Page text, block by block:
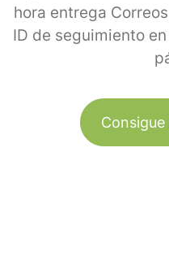
hora entrega
ID de seguimiento